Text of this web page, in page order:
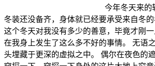
今年冬天来的
冬装还没备齐，身体就已经要承受来自冬
这个冬天对我没有多少的善意，毕竟才刚
在我身上发生了这么多不好的事情。 无语
头埋藏于更深的虚拟之中。 偶尔在夜色的